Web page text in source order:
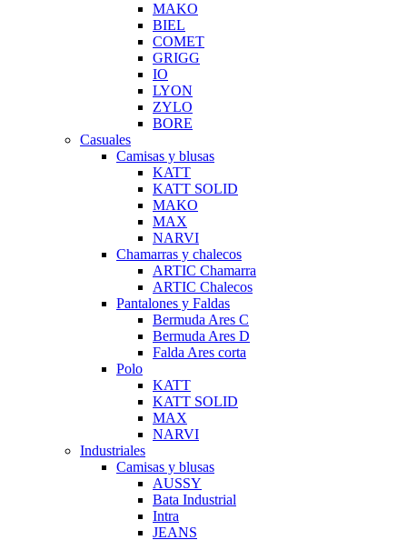
MAKO
BIEL
COMET
GRIGG
IO
LYON
ZYLO
BORE
Casuales
Camisas y blusas
KATT
KATT SOLID
MAKO
MAX
NARVI
Chamarras y chalecos
ARTIC Chamarra
ARTIC Chalecos
Pantalones y Faldas
Bermuda Ares C
Bermuda Ares D
Falda Ares corta
Polo
KATT
KATT SOLID
MAX
NARVI
Industriales
Camisas y blusas
AUSSY
Bata Industrial
Intra
JEANS